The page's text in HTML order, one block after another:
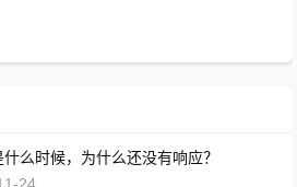
么时候，为什么还没有响应？
24